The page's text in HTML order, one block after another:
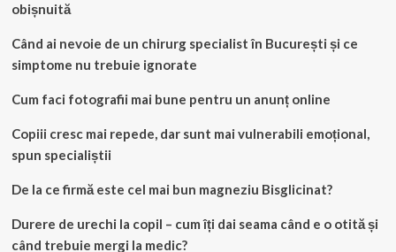
obișnuită
Când ai nevoie de un chirurg specialist în București și ce
simptome nu trebuie ignorate
Cum faci fotografii mai bune pentru un anunț online
Copiii cresc mai repede, dar sunt mai vulnerabili emoțional,
spun specialiștii
De la ce firmă este cel mai bun magneziu Bisglicinat?
Durere de urechi la copil – cum îți dai seama când e o otită și
când trebuie mergi la medic?